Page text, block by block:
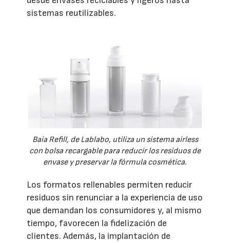
sistemas reutilizables.
Baia Refill, de Lablabo, utiliza un sistema airless
con bolsa recargable para reducir los residuos de
envase y preservar la fórmula cosmética.
Los formatos rellenables permiten reducir
residuos sin renunciar a la experiencia de uso
que demandan los consumidores y, al mismo
tiempo, favorecen la fidelización de
clientes. Además, la implantación de